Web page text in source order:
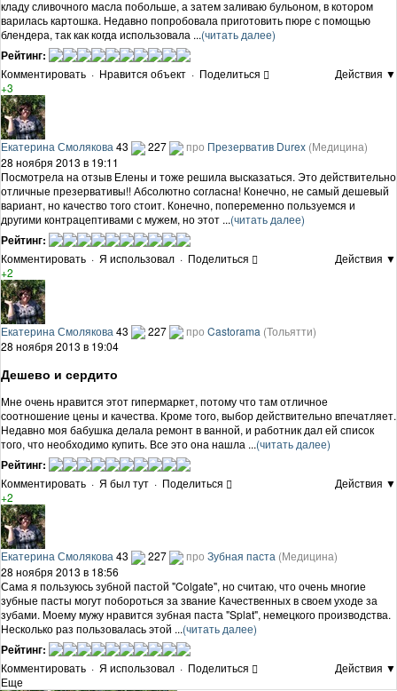
кладу сливочного масла побольше, а затем заливаю бульоном, в котором
варилась картошка. Недавно попробовала приготовить пюре с помощью
блендера, так как когда использовала ...(читать далее)
Рейтинг:
Комментировать · Нравится объект · Поделиться
Действия ▼
+3
Екатерина Смолякова 43 227 про Презерватив Durex (Медицина)
28 ноября 2013 в 19:11
Посмотрела на отзыв Елены и тоже решила высказаться. Это действительно
отличные презервативы!! Абсолютно согласна! Конечно, не самый дешевый
вариант, но качество того стоит. Конечно, попеременно пользуемся и
другими контрацептивами с мужем, но этот ...(читать далее)
Рейтинг:
Комментировать · Я использовал · Поделиться
Действия ▼
+2
Екатерина Смолякова 43 227 про Castorama (Тольятти)
28 ноября 2013 в 19:04
Дешево и сердито
Мне очень нравится этот гипермаркет, потому что там отличное
соотношение цены и качества. Кроме того, выбор действительно впечатляет.
Недавно моя бабушка делала ремонт в ванной, и работник дал ей список
того, что необходимо купить. Все это она нашла ...(читать далее)
Рейтинг:
Комментировать · Я был тут · Поделиться
Действия ▼
+2
Екатерина Смолякова 43 227 про Зубная паста (Медицина)
28 ноября 2013 в 18:56
Сама я пользуюсь зубной пастой "Colgate", но считаю, что очень многие
зубные пасты могут побороться за звание Качественных в своем уходе за
зубами. Моему мужу нравится зубная паста "Splat", немецкого производства.
Несколько раз пользовалась этой ...(читать далее)
Рейтинг:
Комментировать · Я использовал · Поделиться
Действия ▼
Еще